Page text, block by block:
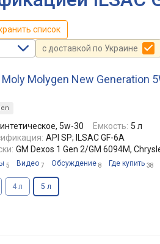
список
с доставкой по Украине
Moly Molygen New Generation
5w-30 Емкость: 5 л
API SP; ILSAC GF-6A
GM Dexos 1 Gen 2/GM 6094M,
5 Видео 7 Обсуждение 8 Где купить 38
4 л 5 л